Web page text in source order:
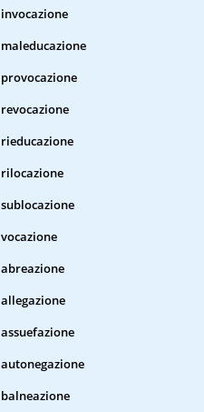
invocazione
maleducazione
provocazione
revocazione
rieducazione
rilocazione
sublocazione
vocazione
abreazione
allegazione
assuefazione
autonegazione
balneazione